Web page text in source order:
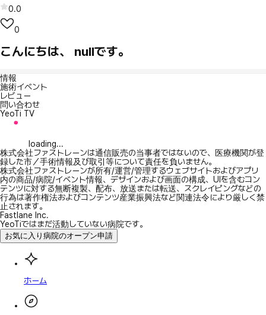
0.0
0
こんにちは、 nullです。
情報
施術イベント
レビュー
問い合わせ
YeoTi TV
loading...
株式会社ファストレーンは通信販売の当事者ではないので、医療機関が登
録した市／手術情報及び取引等について責任を負いません。
株式会社ファストレーンが所有/運営/管理するウェブサイトおよびアプリ
内の商品/病院/イベント情報、デザインおよび画面の構成、UIを含むコン
テンツに対する無断複製、配布、放送または転送、スクレイピングなどの
行為は著作権法およびコンテンツ産業振興法など関連法令により厳しく禁
止されます。
Fastlane Inc.
YeoTiではまだ活動していない病院です。
お気に入り病院のオープン申請
ホーム